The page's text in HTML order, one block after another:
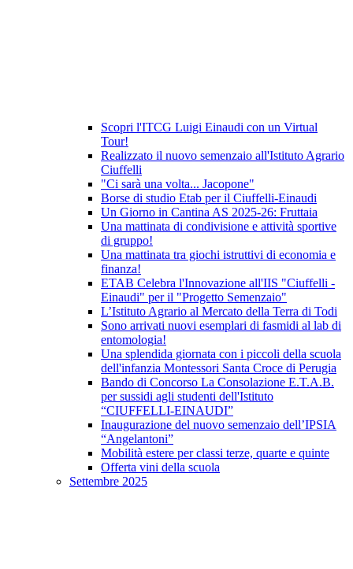
Scopri l'ITCG Luigi Einaudi con un Virtual
Tour!
Realizzato il nuovo semenzaio all'Istituto Agrario
Ciuffelli
"Ci sarà una volta... Jacopone"
Borse di studio Etab per il Ciuffelli-Einaudi
Un Giorno in Cantina AS 2025-26: Fruttaia
Una mattinata di condivisione e attività sportive
di gruppo!
Una mattinata tra giochi istruttivi di economia e
finanza!
ETAB Celebra l'Innovazione all'IIS "Ciuffelli -
Einaudi" per il "Progetto Semenzaio"
L’Istituto Agrario al Mercato della Terra di Todi
Sono arrivati nuovi esemplari di fasmidi al lab di
entomologia!
Una splendida giornata con i piccoli della scuola
dell'infanzia Montessori Santa Croce di Perugia
Bando di Concorso La Consolazione E.T.A.B.
per sussidi agli studenti dell'Istituto
“CIUFFELLI-EINAUDI”
Inaugurazione del nuovo semenzaio dell’IPSIA
“Angelantoni”
Mobilità estere per classi terze, quarte e quinte
Offerta vini della scuola
Settembre 2025